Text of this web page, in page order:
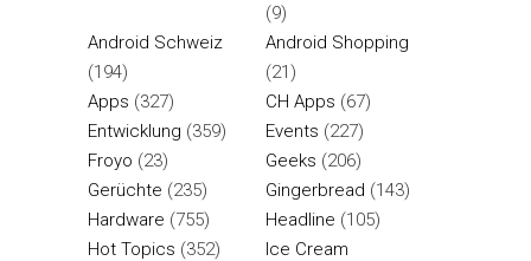
(9)
Android Schweiz
(194)
Android Shopping
(21)
Apps (327) CH Apps (67)
Entwicklung (359) Events (227)
Froyo (23) Geeks (206)
Gerüchte (235) Gingerbread (143)
Hardware (755) Headline (105)
Hot Topics (352)
Ice Cream